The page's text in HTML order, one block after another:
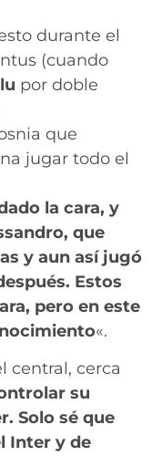
durante el
(cuando
por doble
que
jugar todo el
la cara, y
que
y aun así jugó
Estos
pero en este
«.
central, cerca
su
Solo sé que
Inter y de